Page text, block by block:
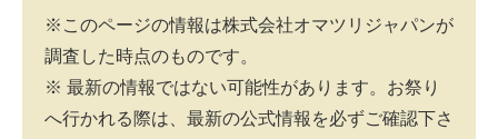
※このページの情報は株式会社オマツリジャパンが
調査した時点のものです。
※ 最新の情報ではない可能性があります。お祭り
へ行かれる際は、最新の公式情報を必ずご確認下さ